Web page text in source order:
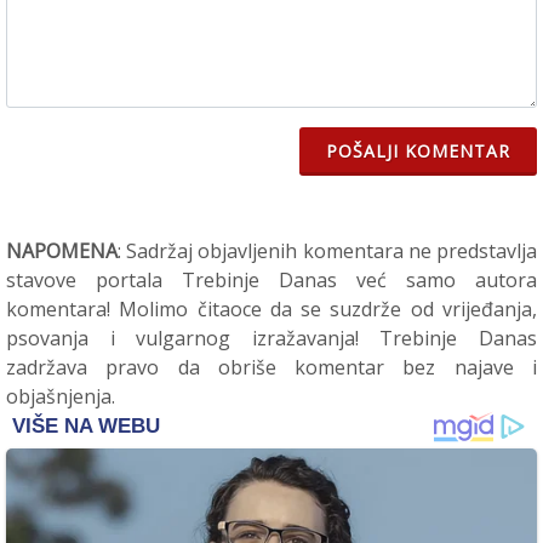
POŠALJI KOMENTAR
NAPOMENA: Sadržaj objavljenih komentara ne predstavlja
stavove portala Trebinje Danas već samo autora
komentara! Molimo čitaoce da se suzdrže od vrijeđanja,
psovanja i vulgarnog izražavanja! Trebinje Danas
zadržava pravo da obriše komentar bez najave i
objašnjenja.